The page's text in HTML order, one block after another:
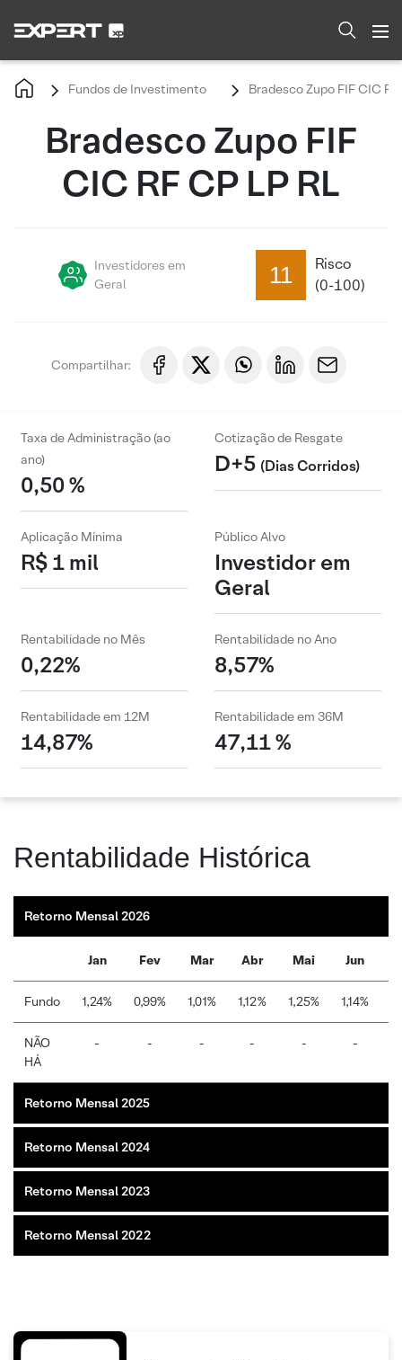
Fundos de Investimento Bradesco Zupo FIF CIC RF
Bradesco Zupo FIF
CIC RF CP LP RL
Investidores em
Geral
11
Risco
(0-100)
Compartilhar:
Taxa de Administração (ao
ano)
0,50 %
Cotização de Resgate
D+5 (Dias Corridos)
Aplicação Mínima
R$ 1 mil
Público Alvo
Investidor em
Geral
Rentabilidade no Mês
0,22%
Rentabilidade no Ano
8,57%
Rentabilidade em 12M
14,87%
Rentabilidade em 36M
47,11 %
Rentabilidade Histórica
Retorno Mensal 2026
Jan Fev Mar Abr Mai Jun
Fundo 1,24% 0,99% 1,01% 1,12% 1,25% 1,14%
NÃO
HÁ
- - - - - -
Retorno Mensal 2025
Retorno Mensal 2024
Retorno Mensal 2023
Retorno Mensal 2022